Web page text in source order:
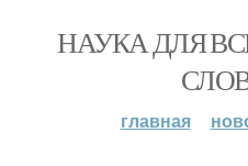
НАУКА ДЛЯ
главная